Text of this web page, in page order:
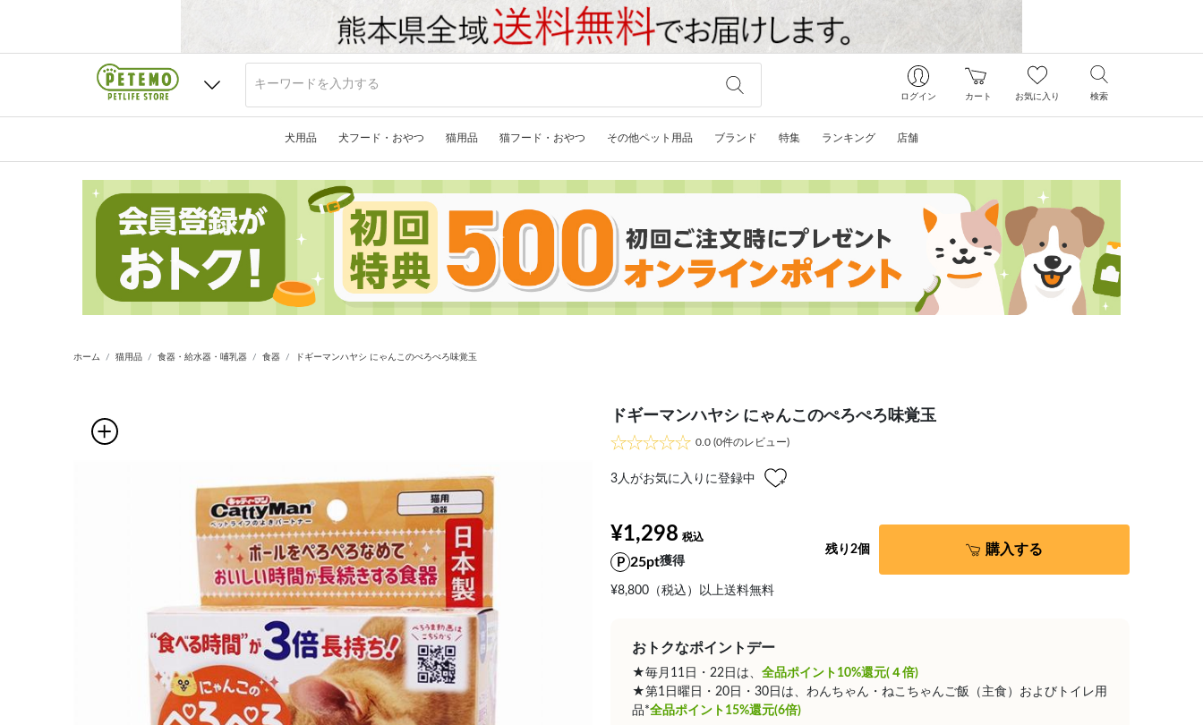
ログイン カート お気に入り 検索
犬用品 犬フード・おやつ 猫用品 猫フード・おやつ その他ペット用品 ブランド 特集 ランキング 店舗
ホーム 猫用品 食器・給水器・哺乳器 食器 ドギーマンハヤシ にゃんこのぺろぺろ味覚玉
ドギーマンハヤシ にゃんこのぺろぺろ味覚玉
0.0 (0件のレビュー)
3人がお気に入りに登録中
¥1,298
25pt獲得
¥8,800（税込）以上送料無料
残り2個 購入する
おトクなポイントデー
★毎月11日・22日は、 全品ポイント10%還元(４倍)
★第1日曜日・20日・30日は、わんちゃん・ねこちゃんご飯（主食）およびトイレ用
品*全品ポイント15%還元(6倍)